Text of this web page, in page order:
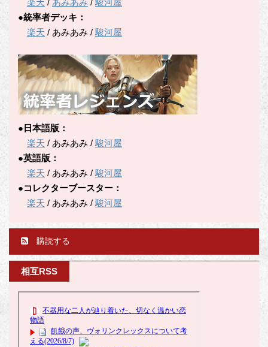
楽天 / あみあみ /駿河屋
●統率者デッキ：
楽天 / あみあみ /駿河屋
●日本語版：
楽天 / あみあみ /駿河屋
●英語版：
楽天 / あみあみ /駿河屋
●コレクターブースター：
楽天 / あみあみ /駿河屋
購読する
相互RSS